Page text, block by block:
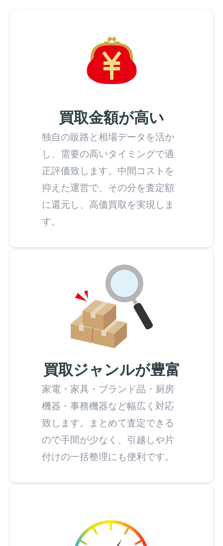
買取金額が高い
独自の販路と相場データを活か
し、需要の高いタイミングで適
正評価致します。中間コストを
抑えた運営で、その分を査定額
に還元し、高価買取を実現しま
す。
買取ジャンルが豊富
家電・家具・ブランド品・厨房
機器・事務機器など幅広く対応
致します。まとめて査定できる
ので手間が少なく、引越しや片
付けの一括整理にも便利です。